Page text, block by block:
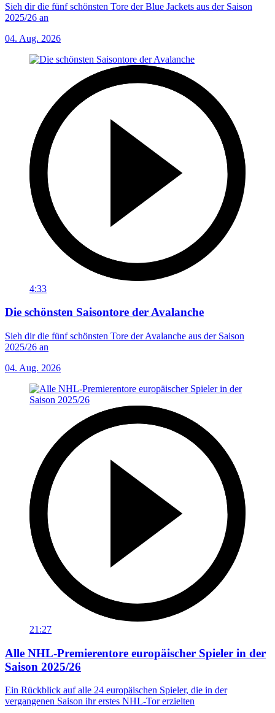
Sieh dir die fünf schönsten Tore der Blue Jackets aus der Saison
2025/26 an
04. Aug. 2026
4:33
Die schönsten Saisontore der Avalanche
Sieh dir die fünf schönsten Tore der Avalanche aus der Saison
2025/26 an
04. Aug. 2026
21:27
Alle NHL-Premierentore europäischer Spieler in der
Saison 2025/26
Ein Rückblick auf alle 24 europäischen Spieler, die in der
vergangenen Saison ihr erstes NHL-Tor erzielten